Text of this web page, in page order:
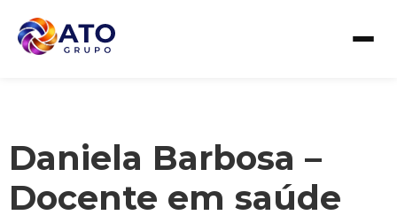
Daniela Barbosa –
Docente em saúde